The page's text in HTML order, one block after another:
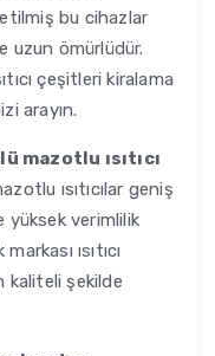
bu cihazlar
uzun ömürlüdür.
çeşitleri kiralama
arayın.
mazotlu ısıtıcı
ısıtıcılar geniş
yüksek verimlilik
ısıtıcı
kaliteli şekilde